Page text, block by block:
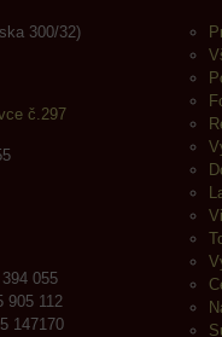
300/32)
č.297
055
112